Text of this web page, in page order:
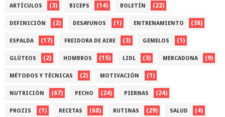
ARTÍCULOS (3) BICEPS (14) BOLETÍN (22)
DEFINICIÓN (2) DESAYUNOS (1) ENTRENAMIENTO (38)
ESPALDA (17) FREIDORA DE AIRE (3) GEMELOS (1)
GLÚTEOS (2) HOMBROS (15) LIDL (3) MERCADONA (9)
MÉTODOS Y TÉCNICAS (2) MOTIVACIÓN (1)
NUTRICIÓN (67) PECHO (24) PIERNAS (24)
PROZIS (1) RECETAS (68) RUTINAS (29) SALUD (4)